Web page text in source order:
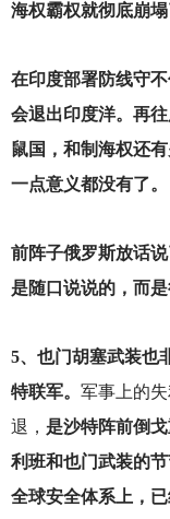
海权霸权就彻底崩塌
在印度部署防线守
会退出印度洋。再
鼠国，和制海权还
一点意义都没有了。
前阵子俄罗斯放话
是随口说说的，而
5、也门胡塞武装也
特联军。 军事上的
退， 是沙特阵前倒
利班和也门武装的
全球安全体系上，已